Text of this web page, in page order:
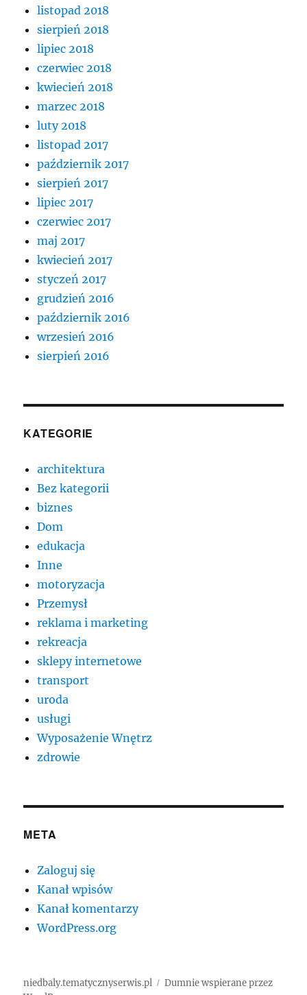
listopad 2018
sierpień 2018
lipiec 2018
czerwiec 2018
kwiecień 2018
marzec 2018
luty 2018
listopad 2017
październik 2017
sierpień 2017
lipiec 2017
czerwiec 2017
maj 2017
kwiecień 2017
styczeń 2017
grudzień 2016
październik 2016
wrzesień 2016
sierpień 2016
KATEGORIE
architektura
Bez kategorii
biznes
Dom
edukacja
Inne
motoryzacja
Przemysł
reklama i marketing
rekreacja
sklepy internetowe
transport
uroda
usługi
Wyposażenie Wnętrz
zdrowie
META
Zaloguj się
Kanał wpisów
Kanał komentarzy
WordPress.org
niedbaly.tematycznyserwis.pl
Dumnie wspierane przez